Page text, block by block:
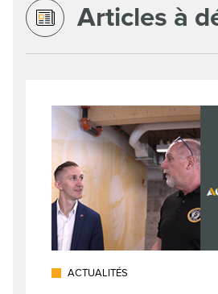
Articles à
ACTUALITÉS